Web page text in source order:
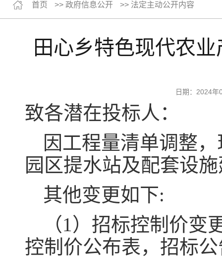
首页 >> 政府信息公开 >> 法定主动公开内容
田心乡特色现代农
日期：2024
致各潜在投标人：
因工程量清单调整
园区提水站及配套设
其他变更如下:
（1）招标控制价变
控制价公布表，招标